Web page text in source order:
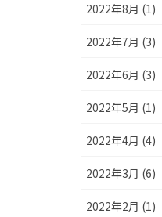
2022年8月 (1)
2022年7月 (3)
2022年6月 (3)
2022年5月 (1)
2022年4月 (4)
2022年3月 (6)
2022年2月 (1)